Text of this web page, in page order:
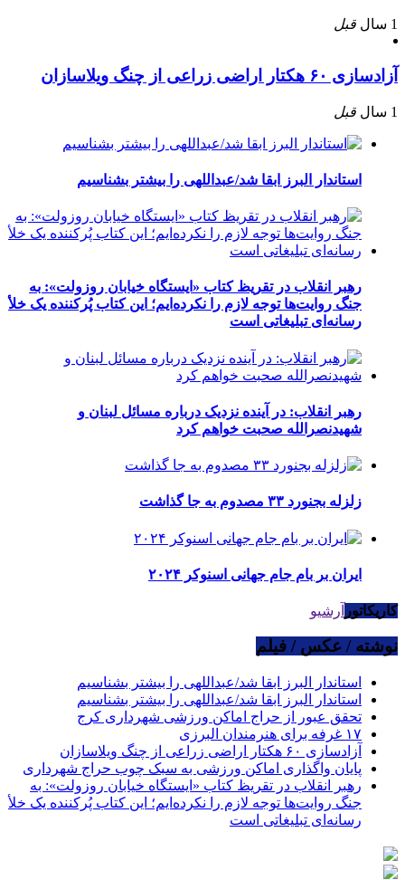
1 سال قبل
آزادسازی ۶۰ هکتار اراضی زراعی از چنگ ویلاسازان
1 سال قبل
استاندار البرز ابقا شد/عبداللهی را بیشتر بشناسیم
رهبر انقلاب در تقریظ کتاب «ایستگاه خیابان روزولت»: به
جنگ روایت‌ها توجه لازم را نکرده‌ایم؛ این کتاب پُرکننده‌ یک خلأ
رسانه‌ای تبلیغاتی است
رهبر انقلاب: در آینده نزدیک درباره مسائل لبنان و
شهیدنصرالله صحبت خواهم کرد
زلزله بجنورد ۳۳ مصدوم به جا گذاشت
ایران بر بام جام جهانی اسنوکر ۲۰۲۴
کاریکاتور آرشیو
نوشته / عکس / فیلم
استاندار البرز ابقا شد/عبداللهی را بیشتر بشناسیم
استاندار البرز ابقا شد/عبداللهی را بیشتر بشناسیم
تحقق عبور از حراج اماکن ورزشی شهرداری کرج
۱۷ غرفه برای هنرمندان البرزی
آزادسازی ۶۰ هکتار اراضی زراعی از چنگ ویلاسازان
پایان واگذاری اماکن ورزشی به سبک چوب حراج شهرداری
رهبر انقلاب در تقریظ کتاب «ایستگاه خیابان روزولت»: به
جنگ روایت‌ها توجه لازم را نکرده‌ایم؛ این کتاب پُرکننده‌ یک خلأ
رسانه‌ای تبلیغاتی است